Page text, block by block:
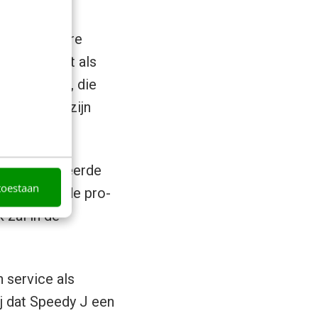
en andere
als
uploaden, die
af zijn
geavanceerde
pro-
zal in de
service als
Speedy J een